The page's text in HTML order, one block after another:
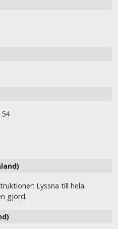
Lyssna till hela
gjord.